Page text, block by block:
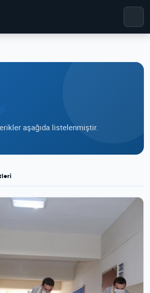
aşağıda listelenmiştir.